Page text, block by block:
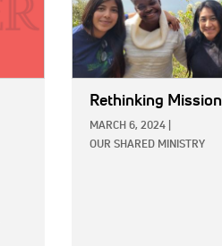
Rethinking Mission
MARCH 6, 2024
OUR SHARED MINISTRY